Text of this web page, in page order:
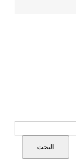
البحث